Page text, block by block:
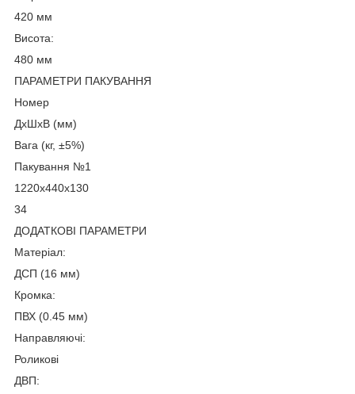
420 мм
Висота:
480 мм
ПАРАМЕТРИ ПАКУВАННЯ
Номер
ДхШхВ (мм)
Вага (кг, ±5%)
Пакування №1
1220х440х130
34
ДОДАТКОВІ ПАРАМЕТРИ
Матеріал:
ДСП (16 мм)
Кромка:
ПВХ (0.45 мм)
Направляючі:
Роликові
ДВП: